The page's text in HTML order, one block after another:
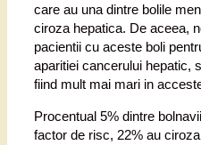
care au una dintre bolile
ciroza hepatica. De aceea,
pacientii cu aceste boli
aparitiei cancerului hepatic,
fiind mult mai mari in
Procentual 5% dintre
factor de risc, 22% au